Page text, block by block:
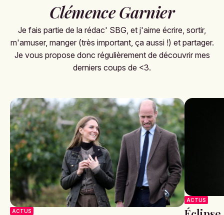
Clémence Garnier
Je fais partie de la rédac' SBG, et j'aime écrire, sortir,
m'amuser, manger (très important, ça aussi !) et partager.
Je vous propose donc régulièrement de découvrir mes
derniers coups de <3.
ACTUS
ACTUS